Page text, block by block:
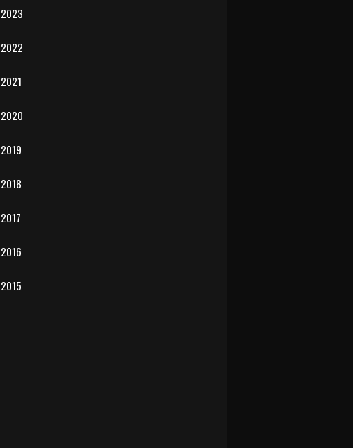
2023
2022
2021
2020
2019
2018
2017
2016
2015